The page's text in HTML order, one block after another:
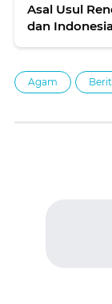
Asal Usul
dan Indonesia
Agam